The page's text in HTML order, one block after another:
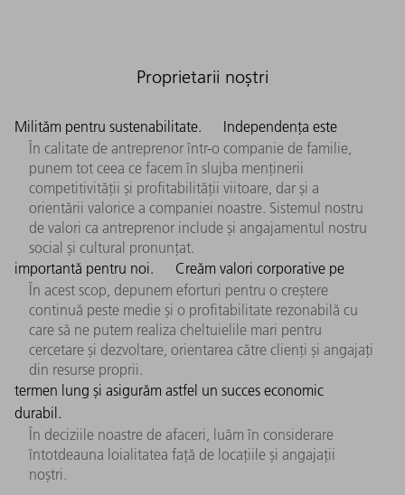
Proprietarii noștri
Milităm pentru sustenabilitate.
În calitate de antreprenor într-o companie de familie,
punem tot ceea ce facem în slujba menținerii
competitivității și profitabilității viitoare, dar și a
orientării valorice a companiei noastre. Sistemul nostru
de valori ca antreprenor include și angajamentul nostru
social și cultural pronunțat.
Independența este
importantă pentru noi.
În acest scop, depunem eforturi pentru o creștere
continuă peste medie și o profitabilitate rezonabilă cu
care să ne putem realiza cheltuielile mari pentru
cercetare și dezvoltare, orientarea către clienți și angajați
din resurse proprii.
Creăm valori corporative pe
termen lung și asigurăm astfel un succes economic
durabil.
În deciziile noastre de afaceri, luăm în considerare
întotdeauna loialitatea față de locațiile și angajații
noștri.